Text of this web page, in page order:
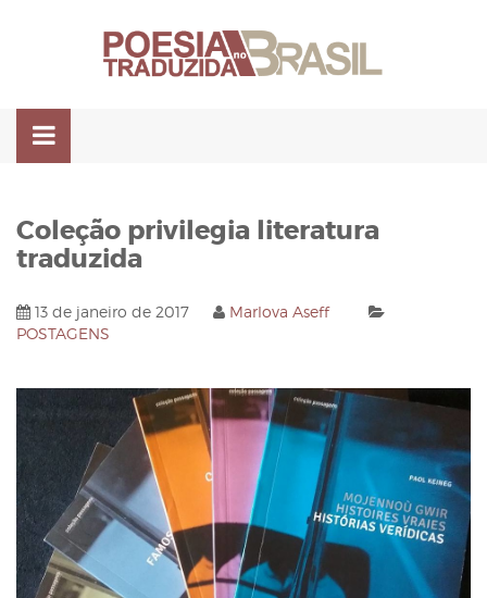
Coleção privilegia literatura
traduzida
13 de janeiro de 2017
Marlova Aseff
POSTAGENS